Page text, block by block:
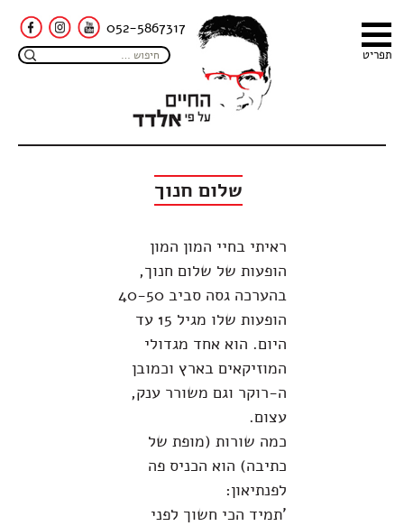
052-5867317
שלום חנוך
ראיתי בחיי המון המון
הופעות של שלום חנוך,
בהערכה גסה סביב 40-50
הופעות שלו מגיל 15 עד
היום. הוא אחד מגדולי
המוזיקאים בארץ וכמובן
ה-רוקר וגם משורר ענק,
עצום.
כמה שורות (מופת של
כתיבה) הוא הכניס פה
לפנתיאון:
'תמיד הכי חשוך לפני
תפריט